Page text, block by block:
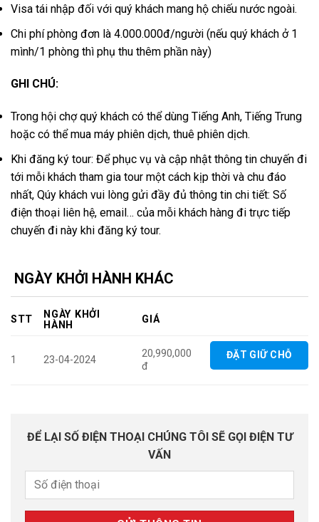
Visa tái nhập đối với quý khách mang hộ chiếu nước ngoài.
Chi phí phòng đơn là 4.000.000đ/người (nếu quý khách ở 1
mình/1 phòng thì phụ thu thêm phần này)
GHI CHÚ:
Trong hội chợ quý khách có thể dùng Tiếng Anh, Tiếng Trung
hoặc có thể mua máy phiên dịch, thuê phiên dịch.
Khi đăng ký tour: Để phục vụ và cập nhật thông tin chuyến đi
tới mỗi khách tham gia tour một cách kịp thời và chu đáo
nhất, Qúy khách vui lòng gửi đầy đủ thông tin chi tiết: Số
điện thoại liên hệ, email… của mỗi khách hàng đi trực tiếp
chuyến đi này khi đăng ký tour.
NGÀY KHỞI HÀNH KHÁC
STT
NGÀY KHỞI
HÀNH
GIÁ
1 23-04-2024
20,990,000
đ
ĐẶT GIỮ CHỖ
ĐỂ LẠI SỐ ĐIỆN THOẠI CHÚNG TÔI SẼ GỌI ĐIỆN TƯ
VẤN